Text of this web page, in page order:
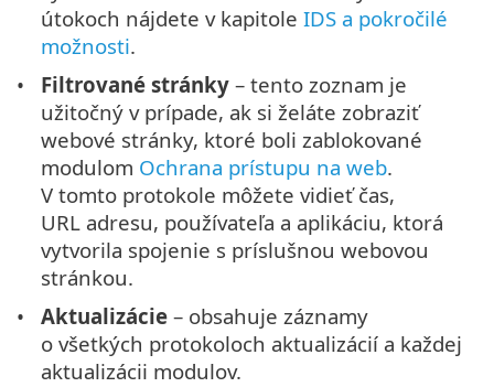
útokoch nájdete v kapitoleIDS a pokročilé
možnosti.
Filtrované stránky – tento zoznam je
užitočný v prípade, ak si želáte zobraziť
webové stránky, ktoré boli zablokované
modulom Ochrana prístupu na web.
V tomto protokole môžete vidieť čas,
URL adresu, používateľa a aplikáciu, ktorá
vytvorila spojenie s príslušnou webovou
stránkou.
Aktualizácie – obsahuje záznamy
o všetkých protokoloch aktualizácií a každej
aktualizácii modulov.